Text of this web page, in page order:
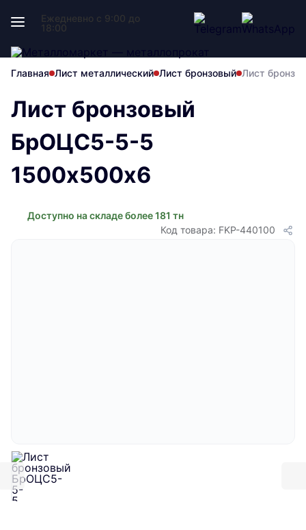
Ежедневно с 9:00 до
18:00
Главная Лист металлический Лист бронзовый Лист
Лист бронзовый
БрОЦС5-5-5
1500х500х6
Доступно на складе более 181 тн
Код товара: FKP-440100